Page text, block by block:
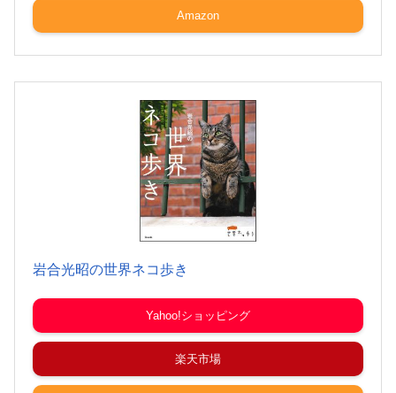
Amazon
岩合光昭の世界ネコ歩き
Yahoo!ショッピング
楽天市場